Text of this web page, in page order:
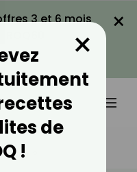
3 et 6 mois
×
Soir ?
de
!
×